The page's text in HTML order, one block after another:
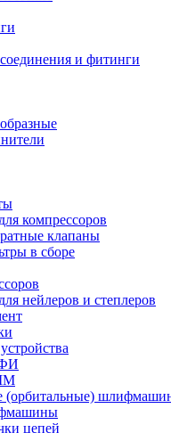
и фитинги
компрессоров
клапаны
в сборе
нейлеров и степлеров
(орбитальные)
цепей